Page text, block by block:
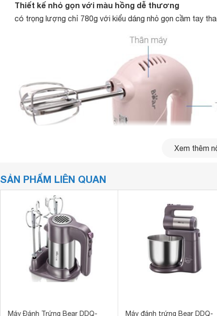
Thiết kế nhỏ gọn với màu hồng dễ thương
có trọng lượng chỉ 780g với kiểu dáng nhỏ gọn cầm tay
Xem thêm
SẢN PHẨM LIÊN QUAN
Máy Đánh Trứng Bear DDQ-
Máy đánh trứng Bear DDQ-